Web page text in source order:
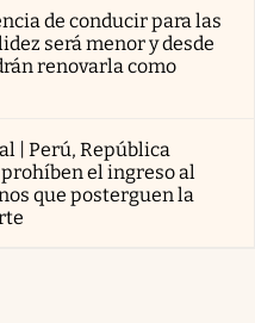
de conducir para las
será menor y desde
renovarla como
| Perú, República
el ingreso al
que posterguen la